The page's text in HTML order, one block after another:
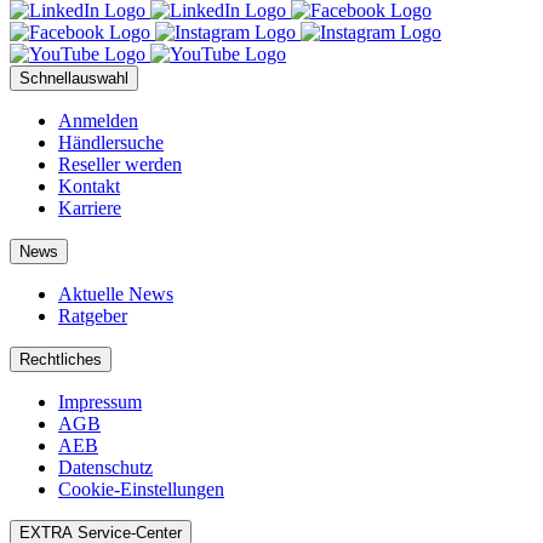
Schnellauswahl
Anmelden
Händlersuche
Reseller werden
Kontakt
Karriere
News
Aktuelle News
Ratgeber
Rechtliches
Impressum
AGB
AEB
Datenschutz
Cookie-Einstellungen
EXTRA Service-Center